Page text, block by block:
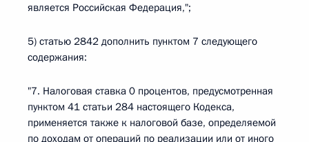
является Российская Федерация,";
5) статью 2842 дополнить пунктом 7 следующего
содержания:
"7. Налоговая ставка 0 процентов, предусмотренная
пунктом 41 статьи 284 настоящего Кодекса,
применяется также к налоговой базе, определяемой
по доходам от операций по реализации или от иного